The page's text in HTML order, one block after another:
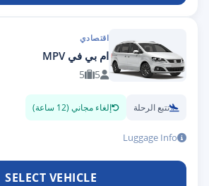
اقتصادي
ام بي في MPV
5
5
تتبع الرحلة إلغاء مجاني (12 ساعة)
Luggage Info
SELECT VEHICLE